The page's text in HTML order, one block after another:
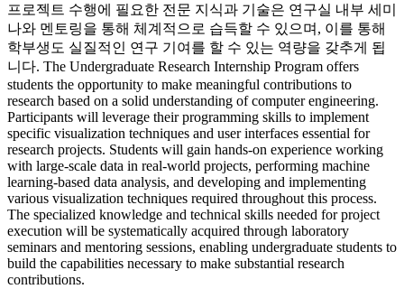
프로젝트 수행에 필요한 전문 지식과 기술은 연구실 내부 세미
나와 멘토링을 통해 체계적으로 습득할 수 있으며, 이를 통해
학부생도 실질적인 연구 기여를 할 수 있는 역량을 갖추게 됩
니다. The Undergraduate Research Internship Program offers
students the opportunity to make meaningful contributions to
research based on a solid understanding of computer engineering.
Participants will leverage their programming skills to implement
specific visualization techniques and user interfaces essential for
research projects. Students will gain hands-on experience working
with large-scale data in real-world projects, performing machine
learning-based data analysis, and developing and implementing
various visualization techniques required throughout this process.
The specialized knowledge and technical skills needed for project
execution will be systematically acquired through laboratory
seminars and mentoring sessions, enabling undergraduate students to
build the capabilities necessary to make substantial research
contributions.